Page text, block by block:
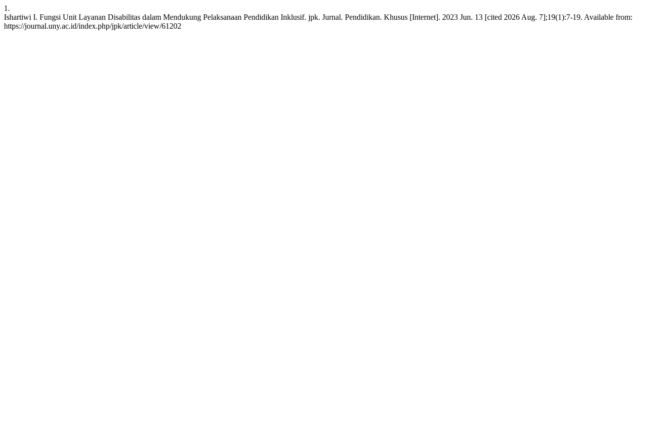
1.
Ishartiwi I. Fungsi Unit Layanan Disabilitas dalam Mendukung Pelaksanaan Pendidikan Inklusif. jpk. Jurnal. Pendidikan. Khusus [Internet]. 2023 Jun. 13 [cited 2026 Aug. 7];19(1):7-19. Available from:
https://journal.uny.ac.id/index.php/jpk/article/view/61202